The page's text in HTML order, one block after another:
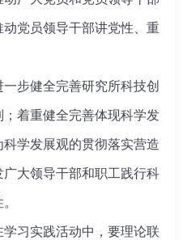
党员领导干部讲党性、重
步健全完善研究所科技创
着重健全完善体现科学发
学发展观的贯彻落实营造
大领导干部和职工践行科
习实践活动中，要理论联